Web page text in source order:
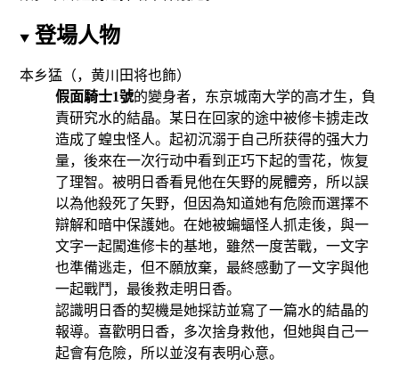
登場人物
本乡猛（，黄川田将也飾）
假面騎士1號的變身者，东京城南大学的高才生，負
責研究水的結晶。某日在回家的途中被修卡掳走改
造成了蝗虫怪人。起初沉溺于自己所获得的强大力
量，後來在一次行动中看到正巧下起的雪花，恢复
了理智。被明日香看見他在矢野的屍體旁，所以誤
以為他殺死了矢野，但因為知道她有危險而選擇不
辯解和暗中保護她。在她被蝙蝠怪人抓走後，與一
文字一起闖進修卡的基地，雖然一度苦戰，一文字
也準備逃走，但不願放棄，最終感動了一文字與他
一起戰鬥，最後救走明日香。
認識明日香的契機是她採訪並寫了一篇水的結晶的
報導。喜歡明日香，多次捨身救他，但她與自己一
起會有危險，所以並沒有表明心意。